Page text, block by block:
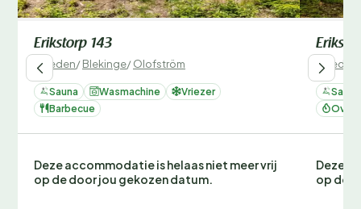
Erikstorp 143
Zweden/Blekinge/Olofström
Sauna Wasmachine
Vriezer
Barbecue
Deze accommodatie is helaas niet meer vrij
op de door jou gekozen datum.
Zweden
Sauna
Oven
Deze
op de